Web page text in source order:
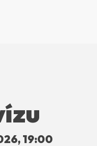
19:00